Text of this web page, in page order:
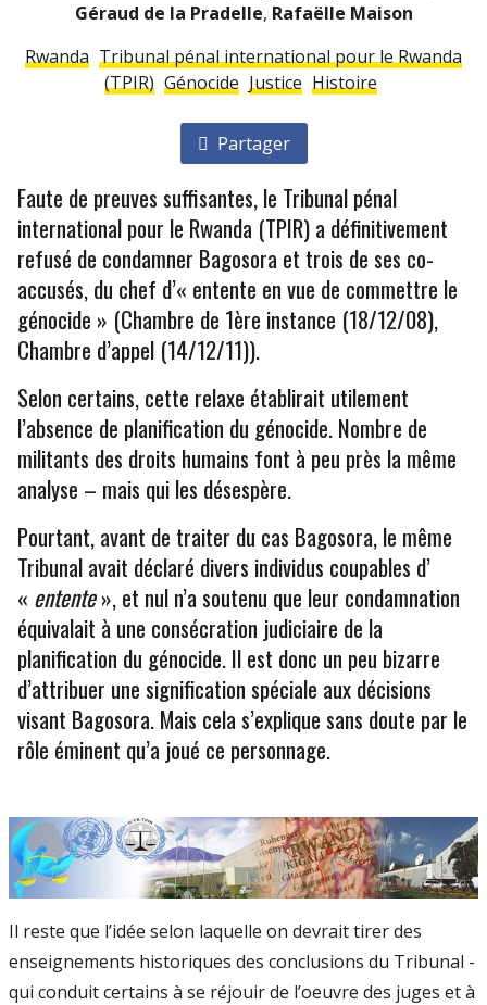
Géraud de la Pradelle, Rafaëlle Maison
Rwanda Tribunal pénal international pour le Rwanda
(TPIR) Génocide Justice Histoire
Partager
Faute de preuves suffisantes, le Tribunal pénal
international pour le Rwanda (TPIR) a définitivement
refusé de condamner Bagosora et trois de ses co-
accusés, du chef d’« entente en vue de commettre le
génocide » (Chambre de 1ère instance (18/12/08),
Chambre d’appel (14/12/11)).
Selon certains, cette relaxe établirait utilement
l’absence de planification du génocide. Nombre de
militants des droits humains font à peu près la même
analyse – mais qui les désespère.
Pourtant, avant de traiter du cas Bagosora, le même
Tribunal avait déclaré divers individus coupables d’
« entente», et nul n’a soutenu que leur condamnation
équivalait à une consécration judiciaire de la
planification du génocide. Il est donc un peu bizarre
d’attribuer une signification spéciale aux décisions
visant Bagosora. Mais cela s’explique sans doute par le
rôle éminent qu’a joué ce personnage.
Il reste que l’idée selon laquelle on devrait tirer des
enseignements historiques des conclusions du Tribunal -
qui conduit certains à se réjouir de l’oeuvre des juges et à